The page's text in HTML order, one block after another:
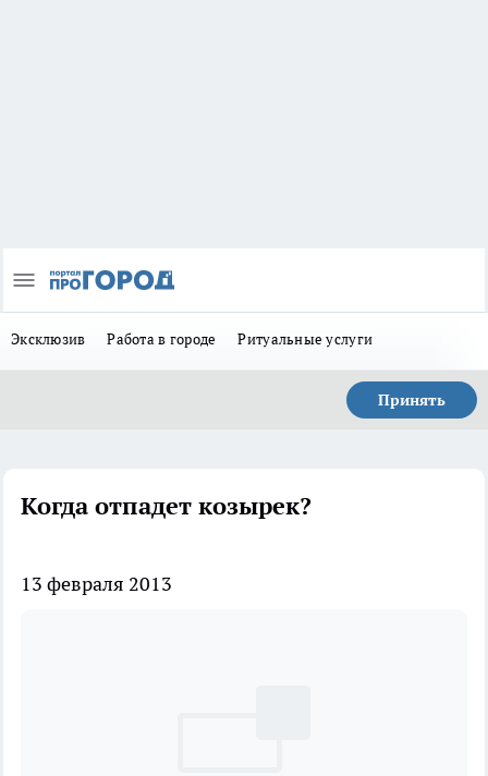
Эксклюзив Работа в городе Ритуальные услуги
Принять
Когда отпадет козырек?
13 февраля 2013